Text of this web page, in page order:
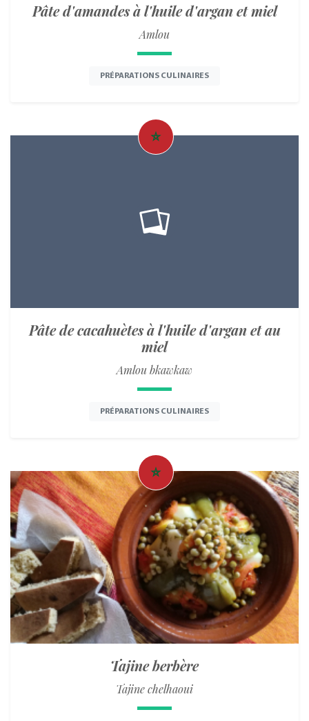
Pâte d'amandes à l'huile d'argan et miel
Amlou
PRÉPARATIONS CULINAIRES
Pâte de cacahuètes à l'huile d'argan et au
miel
Amlou bkawkaw
PRÉPARATIONS CULINAIRES
Tajine berbère
Tajine chelhaoui